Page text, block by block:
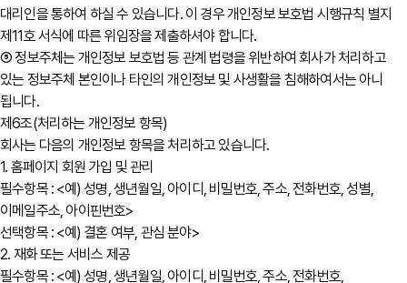
대리인을 통하여 하실 수 있습니다. 이 경우 개인정보 보호법 시행규칙 별지
제11호 서식에 따른 위임장을 제출하셔야 합니다.
⑤ 정보주체는 개인정보 보호법 등 관계 법령을 위반하여 회사가 처리하고
있는 정보주체 본인이나 타인의 개인정보 및 사생활을 침해하여서는 아니
됩니다.
제6조(처리하는 개인정보 항목)
회사는 다음의 개인정보 항목을 처리하고 있습니다.
1. 홈페이지 회원 가입 및 관리
필수항목 : <예) 성명, 생년월일, 아이디, 비밀번호, 주소, 전화번호, 성별,
이메일주소, 아이핀번호>
선택항목 : <예) 결혼 여부, 관심 분야>
2. 재화 또는 서비스 제공
필수항목 : <예) 성명, 생년월일, 아이디, 비밀번호, 주소, 전화번호,